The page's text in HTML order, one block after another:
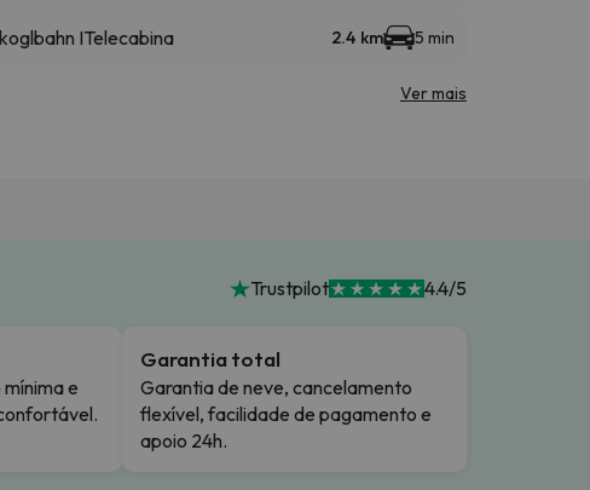
ITelecabina 2.4 km 5 min
Ver mais
Trustpilot 4.4/5
e
Garantia total
Garantia de neve, cancelamento
flexível, facilidade de pagamento e
apoio 24h.